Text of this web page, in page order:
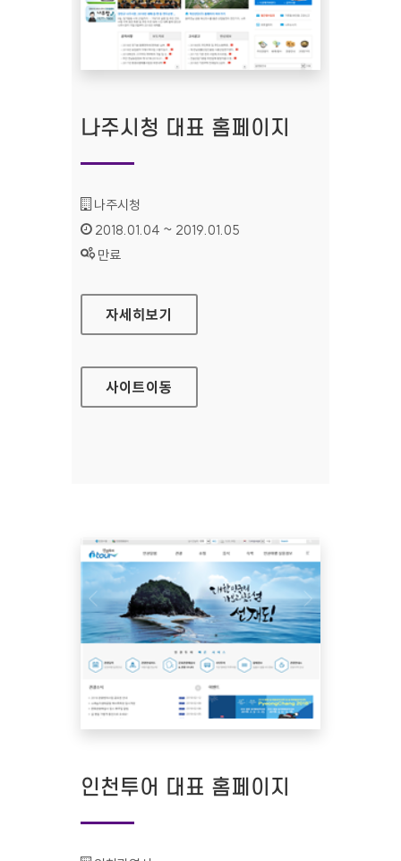
나주시청 대표 홈페이지
기관명 :
나주시청
인증기간 :
2018.01.04 ~ 2019.01.05
상태 :
만료
나주시청 대표 홈페이지
자세히보기
사이트이동
인천투어 대표 홈페이지